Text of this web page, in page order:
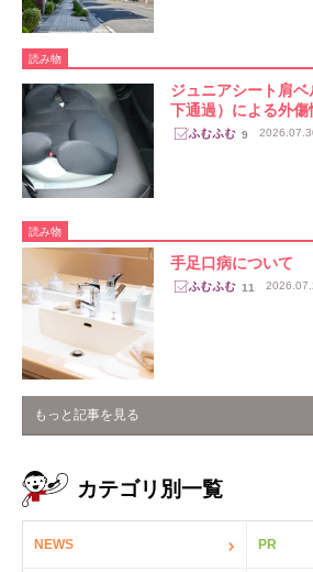
読み物
ジュニアシート肩
下通過）による外傷
9
読み物
手足口病について
11
もっと記事を見る
カテゴリ別一覧
NEWS PR